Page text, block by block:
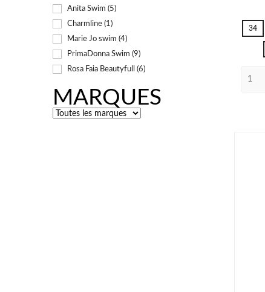
Anita Swim (5)
Charmline (1)
Marie Jo swim (4)
PrimaDonna Swim (9)
Rosa Faia Beautyfull (6)
MARQUES
34